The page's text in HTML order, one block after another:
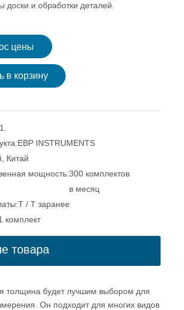
доски и обработки деталей.
цены
в корзину
EBP INSTRUMENTS
Китай
мощность:300 комплектов
в месяц
T / T заранее
комплект
товара
толщина будет лучшим выбором для
Он подходит для многих видов